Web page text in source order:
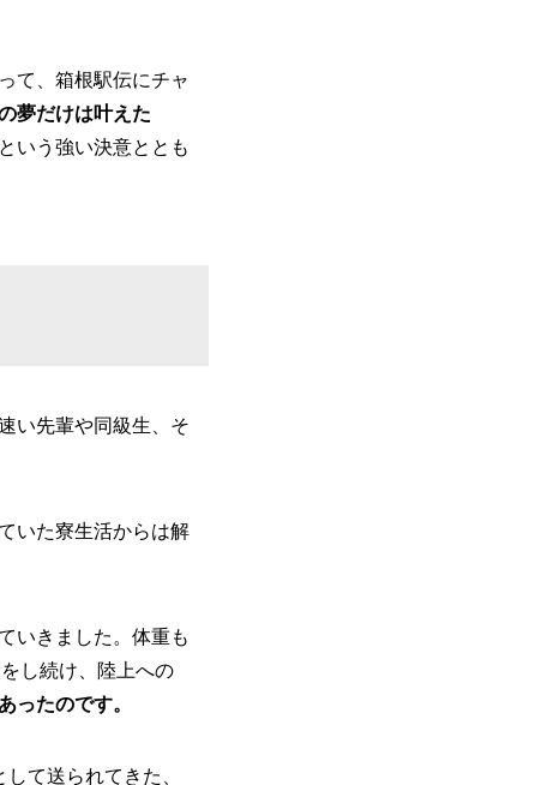
て、箱根駅伝にチャ
夢だけは叶えた
いう強い決意ととも
い先輩や同級生、そ
いた寮生活からは解
いきました。体重も
し続け、陸上への
ったのです。
して送られてきた、